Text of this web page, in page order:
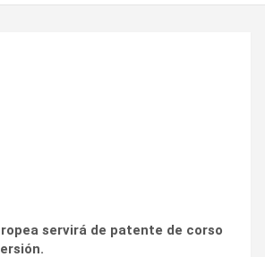
servirá de patente de corso